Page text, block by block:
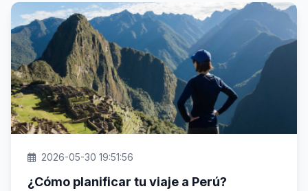
2026-05-30 19:51:56
¿Cómo planificar tu viaje a Perú?